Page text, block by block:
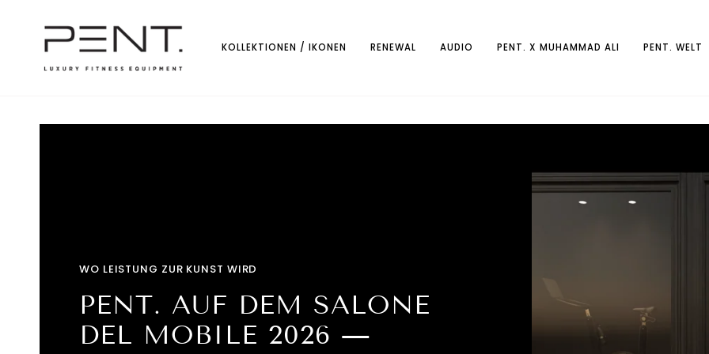
KOLLEKTIONEN / IKONEN RENEWAL AUDIO PENT. X MUHAMMAD ALI PENT. WELT
WO LEISTUNG ZUR KUNST WIRD
PENT. AUF DEM SALONE
DEL MOBILE 2026 —